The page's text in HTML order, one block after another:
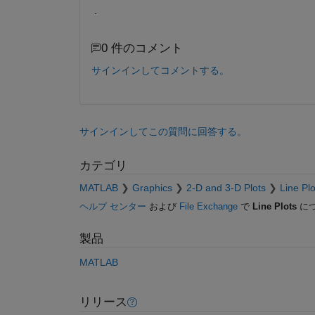
.
0 件のコメント
サインインしてコメントする。
サインインしてこの質問に回答する。
カテゴリ
MATLAB Graphics 2-D and 3-D Plots Line
ヘルプ センター および File Exchangeで Line Plotsに
製品
MATLAB
リリース